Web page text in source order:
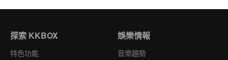
探索 KKBOX
特色功能
娛樂情報
音樂趨勢